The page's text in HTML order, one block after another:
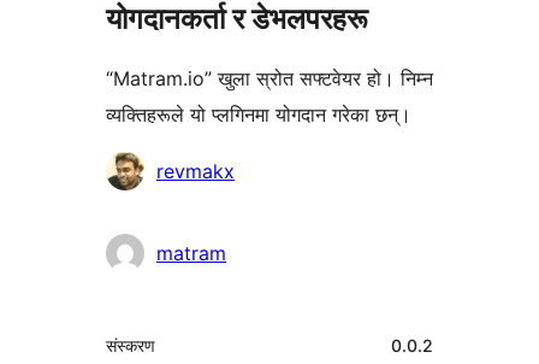
योगदानकर्ता र डेभलपरहरू
“Matram.io” खुला स्रोत सफ्टवेयर हो। निम्न
व्यक्तिहरूले यो प्लगिनमा योगदान गरेका छन्।
योगदानकर्ताहरू
revmakx
matram
मेटा
संस्करण 0.0.2